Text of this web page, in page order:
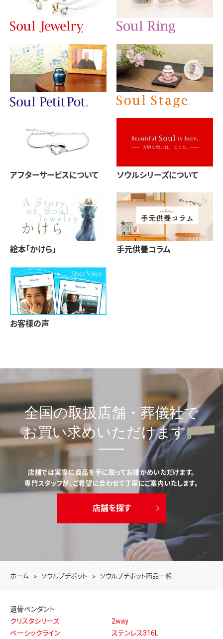
ホーム ソウルプチポット ソウルプチポット商品一覧
アフターサービスについて ソウルシリーズについて
絵本「かけら」 手元供養コラム
お客様の声
全国の取扱店舗・葬儀社で
お買い求めいただけます。
店舗では実際に商品を手に取ってお確かめいただけます。
専門スタッフが、ご希望に合わせて丁寧にご案内いたします。
店舗を探す
遺骨ペンダント
クリスタシリーズ
2way
ベーシックライン
ステンレス316L